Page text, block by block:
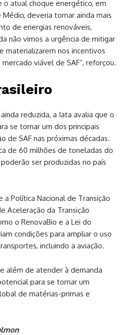
o atual choque energético, em
deveria tornar ainda mais
de energias renováveis,
não vimos a urgência de mitigar
materializarem nos incentivos
viável de SAF”, reforçou.
reduzida, a Iata avalia que o
se tornar um dos principais
de SAF nas próximas décadas.
de 60 milhões de toneladas do
ser produzidas no país
a Política Nacional de Transição
Aceleração da Transição
o RenovaBio e a Lei do
condições para ampliar o uso
incluindo a aviação.
além de atender à demanda
para se tornar um
de matérias-primas e